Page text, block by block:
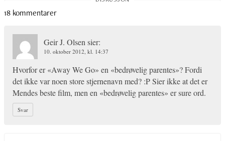
18 kommentarer
Geir J. Olsen sier:
10. oktober 2012, kl. 14:37
Hvorfor er «Away We Go» en «bedrøvelig parentes»? Fordi
det ikke var noen store stjernenavn med? :P Sier ikke at det er
Mendes beste film, men en «bedrøvelig parentes» er sure ord.
Svar